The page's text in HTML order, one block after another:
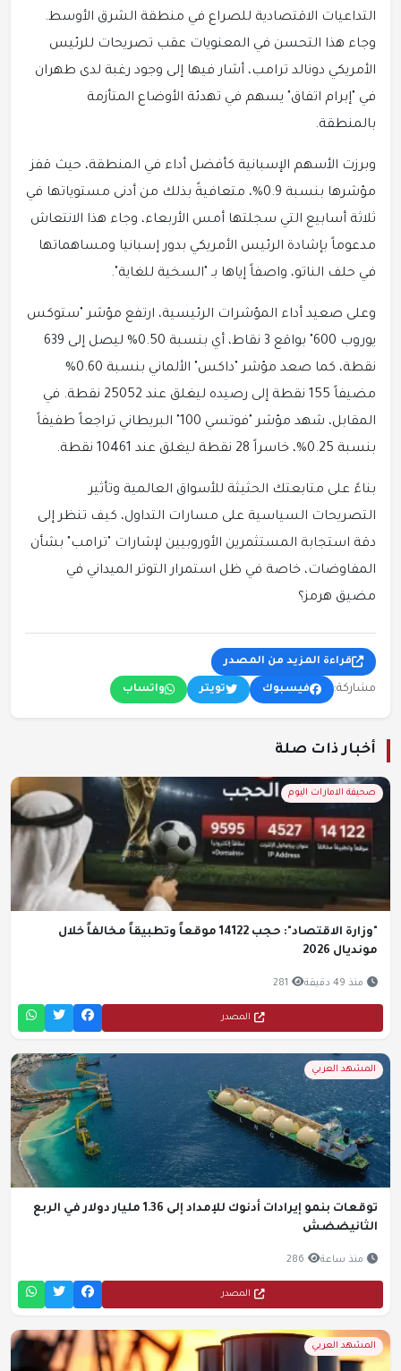
التداعيات الاقتصادية للصراع في منطقة الشرق الأوسط.
وجاء هذا التحسن في المعنويات عقب تصريحات للرئيس
الأمريكي دونالد ترامب، أشار فيها إلى وجود رغبة لدى طهران
في "إبرام اتفاق" يسهم في تهدئة الأوضاع المتأزمة
بالمنطقة.
وبرزت الأسهم الإسبانية كأفضل أداء في المنطقة، حيث قفز
مؤشرها بنسبة 0.9%، متعافيةً بذلك من أدنى مستوياتها في
ثلاثة أسابيع التي سجلتها أمس الأربعاء، وجاء هذا الانتعاش
مدعوماً بإشادة الرئيس الأمريكي بدور إسبانيا ومساهماتها
في حلف الناتو، واصفاً إياها بـ "السخية للغاية".
وعلى صعيد أداء المؤشرات الرئيسية، ارتفع مؤشر "ستوكس
يوروب 600" بواقع 3 نقاط، أي بنسبة 0.50% ليصل إلى 639
نقطة، كما صعد مؤشر "داكس" الألماني بنسبة 0.60%
مضيفاً 155 نقطة إلى رصيده ليغلق عند 25052 نقطة. في
المقابل، شهد مؤشر "فوتسي 100" البريطاني تراجعاً طفيفاً
بنسبة 0.25%، خاسراً 28 نقطة ليغلق عند 10461 نقطة.
بناءً على متابعتك الحثيثة للأسواق العالمية وتأثير
التصريحات السياسية على مسارات التداول، كيف تنظر إلى
دقة استجابة المستثمرين الأوروبيين لإشارات "ترامب" بشأن
المفاوضات، خاصة في ظل استمرار التوتر الميداني في
مضيق هرمز؟
قراءة المزيد من المصدر
مشاركة: فيسبوك تويتر واتساب
أخبار ذات صلة
صحيفة الامارات اليوم
"وزارة الاقتصاد": حجب 14122 موقعاً وتطبيقاً مخالفاً خلال
مونديال 2026
منذ 49 دقيقة 281
المصدر
المشهد العربي
توقعات بنمو إيرادات أدنوك للإمداد إلى 1.36 مليار دولار في الربع
الثانيضضش
منذ ساعة 286
المصدر
المشهد العربي